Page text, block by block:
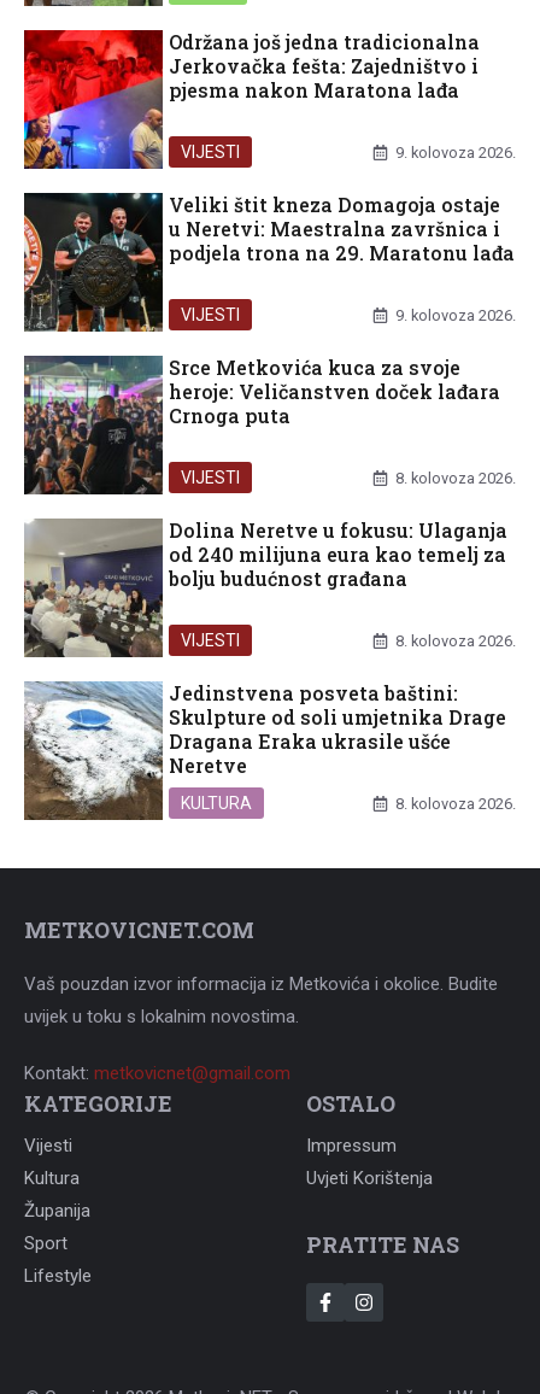
Održana još jedna tradicionalna
Jerkovačka fešta: Zajedništvo i
pjesma nakon Maratona lađa
VIJESTI 9. kolovoza 2026.
Veliki štit kneza Domagoja ostaje
u Neretvi: Maestralna završnica i
podjela trona na 29. Maratonu lađa
VIJESTI 9. kolovoza 2026.
Srce Metkovića kuca za svoje
heroje: Veličanstven doček lađara
Crnoga puta
VIJESTI 8. kolovoza 2026.
Dolina Neretve u fokusu: Ulaganja
od 240 milijuna eura kao temelj za
bolju budućnost građana
VIJESTI 8. kolovoza 2026.
Jedinstvena posveta baštini:
Skulpture od soli umjetnika Drage
Dragana Eraka ukrasile ušće
Neretve
KULTURA 8. kolovoza 2026.
METKOVICNET.COM
Vaš pouzdan izvor informacija iz Metkovića i okolice. Budite
uvijek u toku s lokalnim novostima.
Kontakt: metkovicnet@gmail.com
KATEGORIJE
Vijesti
Kultura
Županija
Sport
Lifestyle
OSTALO
Impressum
Uvjeti Korištenja
PRATITE NAS